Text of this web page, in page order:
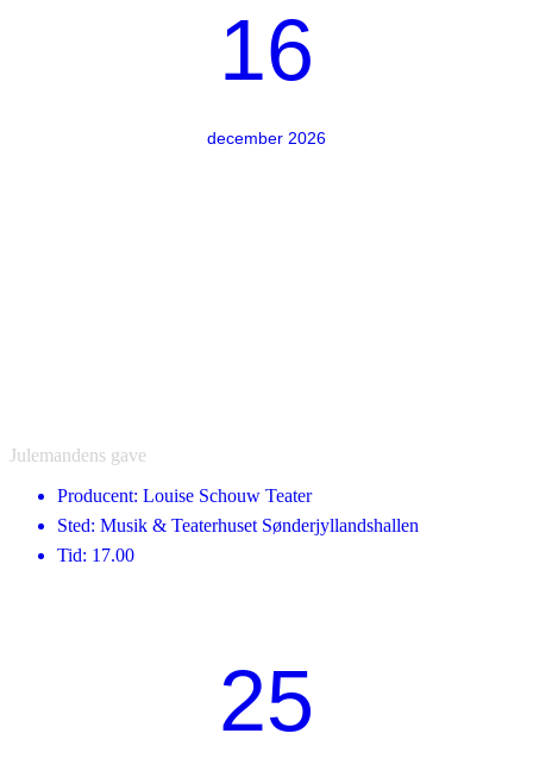
16
december 2026
Julemandens gave
Producent: Louise Schouw Teater
Sted: Musik & Teaterhuset Sønderjyllandshallen
Tid: 17.00
25